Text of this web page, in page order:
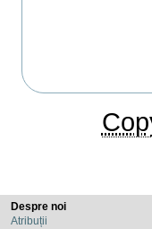
Despre noi
Atribuții